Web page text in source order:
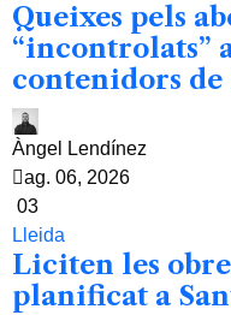
Queixes pels
“incontrolats”
contenidors de
Àngel Lendínez
ag. 06, 2026
03
Lleida
Liciten les
planificat a